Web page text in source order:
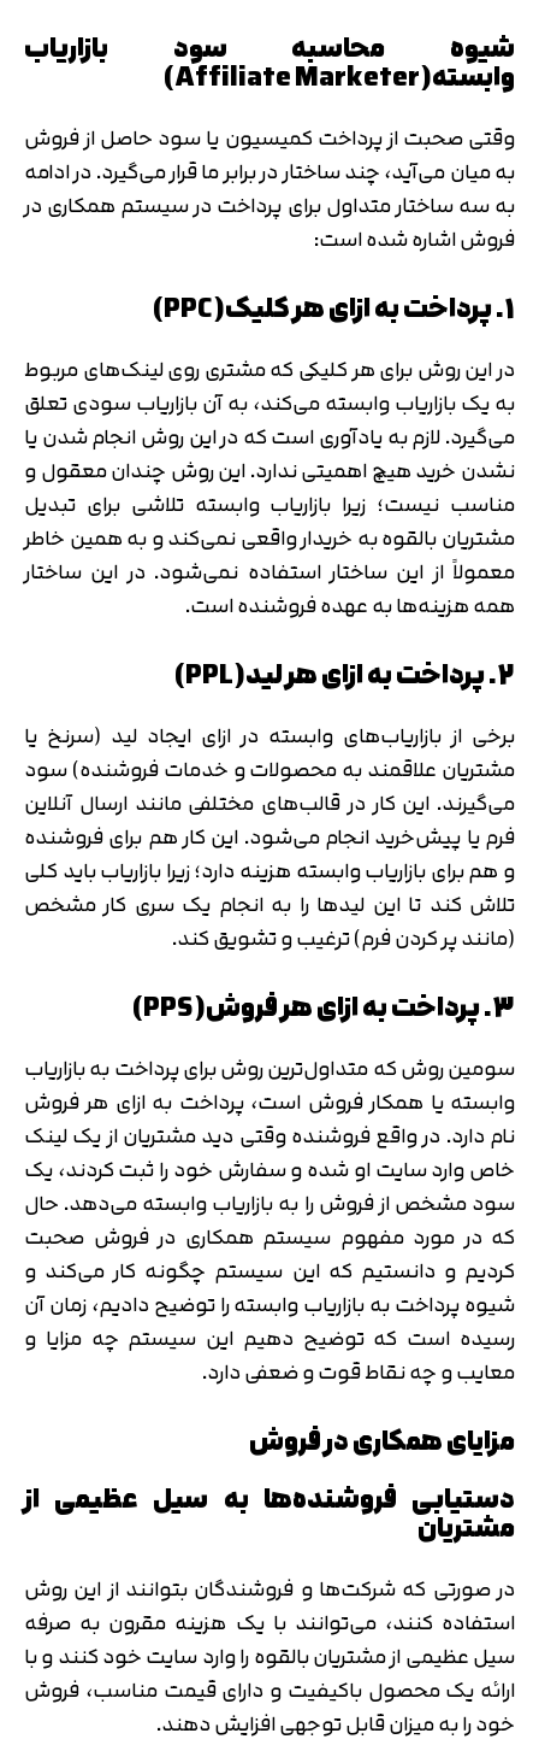
شیوه محاسبه سود بازاریاب
وابسته(Affiliate Marketer)
وقتی صحبت از پرداخت کمیسیون یا سود حاصل از فروش
به میان می‌آید، چند ساختار در برابر ما قرار می‌گیرد. در ادامه
به سه ساختار متداول برای پرداخت در سیستم همکاری در
فروش اشاره شده است:
1. پرداخت به ازای هر کلیک(PPC)
در این روش برای هر کلیکی که مشتری روی لینک‌های مربوط
به یک بازاریاب وابسته می‌کند، به آن بازاریاب سودی تعلق
می‌گیرد. لازم به یادآوری است که در این روش انجام شدن یا
نشدن خرید هیچ اهمیتی ندارد. این روش چندان معقول و
مناسب نیست؛ زیرا بازاریاب وابسته تلاشی برای تبدیل
مشتریان بالقوه به خریدار واقعی نمی‌کند و به همین خاطر
معمولاً از این ساختار استفاده نمی‌شود. در این ساختار
همه هزینه‌ها به عهده فروشنده است.
2. پرداخت به ازای هر لید(PPL)
برخی از بازاریاب‌های وابسته در ازای ایجاد لید (سرنخ یا
مشتریان علاقمند به محصولات و خدمات فروشنده) سود
می‌گیرند. این کار در قالب‌های مختلفی مانند ارسال آنلاین
فرم یا پیش‌خرید انجام می‌شود. این کار هم برای فروشنده
و هم برای بازاریاب وابسته هزینه دارد؛ زیرا بازاریاب باید کلی
تلاش کند تا این لیدها را به انجام یک سری کار مشخص
(مانند پر کردن فرم) ترغیب و تشویق کند.
3. پرداخت به ازای هر فروش(PPS)
سومین روش که متداول‌ترین روش برای پرداخت به بازاریاب
وابسته یا همکار فروش است، پرداخت به ازای هر فروش
نام دارد. در واقع فروشنده وقتی دید مشتریان از یک لینک
خاص وارد سایت او شده و سفارش خود را ثبت کردند، یک
سود مشخص از فروش را به بازاریاب وابسته می‌دهد. حال
که در مورد مفهوم سیستم همکاری در فروش صحبت
کردیم و دانستیم که این سیستم چگونه کار می‌کند و
شیوه پرداخت به بازاریاب وابسته را توضیح دادیم، زمان آن
رسیده است که توضیح دهیم این سیستم چه مزایا و
معایب و چه نقاط قوت و ضعفی دارد.
مزایای همکاری در فروش
دستیابی فروشنده‌ها به سیل عظیمی از
مشتریان
در صورتی که شرکت‌ها و فروشندگان بتوانند از این روش
استفاده کنند، می‌توانند با یک هزینه مقرون به صرفه
سیل عظیمی از مشتریان بالقوه را وارد سایت خود کنند و با
ارائه یک محصول باکیفیت و دارای قیمت مناسب، فروش
خود را به میزان قابل توجهی افزایش دهند.